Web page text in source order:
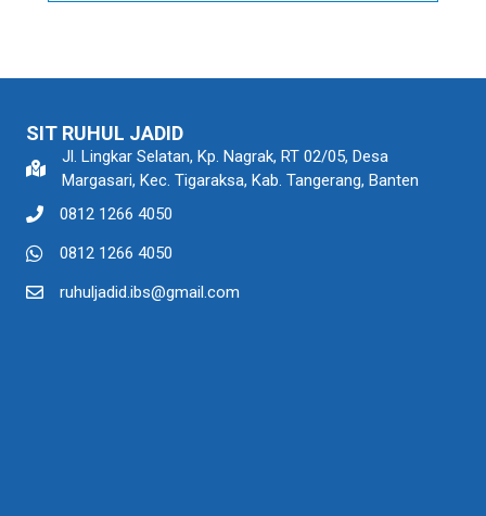
SIT RUHUL JADID
Jl. Lingkar Selatan, Kp. Nagrak, RT 02/05, Desa
Margasari, Kec. Tigaraksa, Kab. Tangerang, Banten
0812 1266 4050
0812 1266 4050
ruhuljadid.ibs@gmail.com